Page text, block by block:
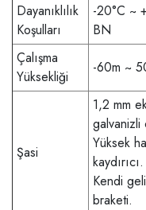
Dayanıklılık
Koşulları
-20°C ~
BN
Çalışma
Yüksekliği
-60m ~
Şasi
1,2 mm
galvanizli
Yüksek
kaydırıcı.
Kendi
braketi.